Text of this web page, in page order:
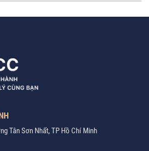
Tân Sơn Nhất, TP Hồ Chí Minh